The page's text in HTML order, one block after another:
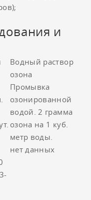
и
Водный раствор
озона
Промывка
озонированной
водой. 2 грамма
озона на 1 куб.
метр воды.
нет данных